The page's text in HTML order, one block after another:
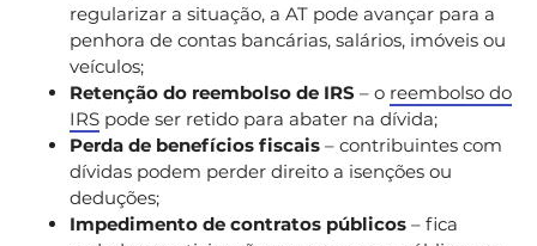
regularizar a situação, a AT pode avançar para a
penhora de contas bancárias, salários, imóveis ou
veículos;
Retenção do reembolso de IRS – o reembolso do
IRS pode ser retido para abater na dívida;
Perda de benefícios fiscais – contribuintes com
dívidas podem perder direito a isenções ou
deduções;
Impedimento de contratos públicos – fica